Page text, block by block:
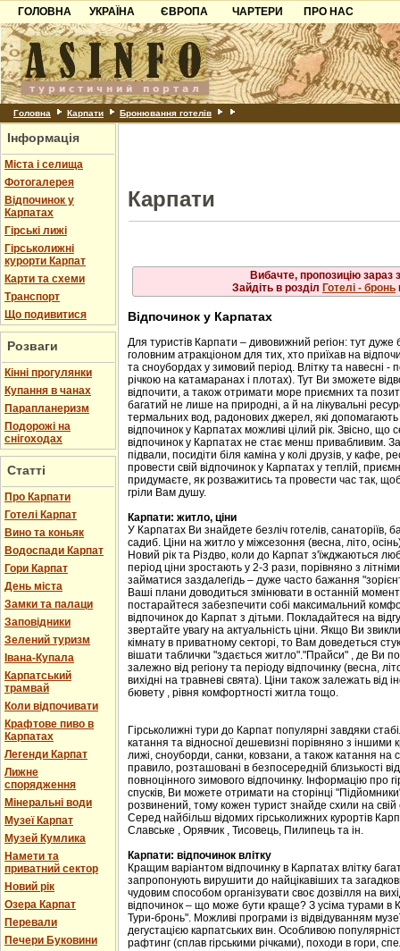
ГОЛОВНА
УКРАЇНА
Карпати
Азов
Причорноморря
Шацьк
ЄВРОПА
Чорногорія
Хорватія
Болгарія
Албанія
ЧАРТЕРИ
ПРО НАС
Контакти
Партнерам
Додати готель
Головна Карпати Бронювання готелів
Інформація
Міста і селища
Фотогалерея
Відпочинок у
Карпатах
Гірські лижі
Гірськолижні
курорти Карпат
Карти та схеми
Транспорт
Що подивитися
Розваги
Кінні прогулянки
Купання в чанах
Парапланеризм
Подорожі на
снігоходах
Статті
Про Карпати
Готелі Карпат
Вино та коньяк
Водоспади Карпат
Гори Карпат
День міста
Замки та палаци
Заповідники
Зелений туризм
Івана-Купала
Карпатський
трамвай
Коли відпочивати
Крафтове пиво в
Карпатах
Легенди Карпат
Лижне
спорядження
Мінеральні води
Музеї Карпат
Музей Кумлика
Намети та
приватний сектор
Новий рік
Озера Карпат
Перевали
Печери Буковини
Карпати
Вибачте, пропозицію зараз
Зайдіть в розділ Готелі - бронь
Відпочинок у Карпатах
Для туристів Карпати – дивовижний регіон: тут дуже
головним атракціоном для тих, хто приїхав на
та сноубордах у зимовий період. Влітку та навесні
річкою на катамаранах і плотах). Тут Ви зможете
відпочити, а також отримати море приємних та
багатий не лише на природні, а й на лікувальні
термальних вод, радонових джерел, які допомагають
відпочинок у Карпатах можливі цілий рік. Звісно, що
відпочинок у Карпатах не стає менш привабливим.
підвали, посидіти біля каміна у колі друзів, у кафе,
провести свій відпочинок у Карпатах у теплій,
придумаєте, як розважитись та провести час так,
гріли Вам душу.
Карпати: житло, ціни
У Карпатах Ви знайдете безліч готелів, санаторіїв,
садиб. Ціни на житло у міжсезоння (весна, літо,
Новий рік та Різдво, коли до Карпат з'їжджаються
період ціни зростають у 2-3 рази, порівняно з
займатися заздалегідь – дуже часто бажання
Ваші плани доводиться змінювати в останній
постарайтеся забезпечити собі максимальний
відпочинок до Карпат з дітьми. Покладайтеся на
звертайте увагу на актуальність ціни. Якщо Ви
кімнату в приватному секторі, то Вам доведеться
вішати таблички "здається житло"."Прайси" , де Ви
залежно від регіону та періоду відпочинку (весна,
вихідні на травневі свята). Ціни також залежать від
бювету , рівня комфортності житла тощо.
Гірськолижні тури до Карпат популярні завдяки
катання та відносної дешевизні порівняно з
лижі, сноуборди, санки, ковзани, а також катання на
правило, розташовані в безпосередній близькості
повноцінного зимового відпочинку. Інформацію про
спусків, Ви можете отримати на сторінці
розвинений, тому кожен турист знайде схили на свій
Серед найбільш відомих гірськолижних курортів
Славське , Орявчик , Тисовець, Пилипець та ін.
Карпати: відпочинок влітку
Кращим варіантом відпочинку в Карпатах влітку
запропонують вирушити до найцікавіших та
чудовим способом організувати своє дозвілля на
відпочинок – що може бути краще? З усіма турами в
Тури-бронь". Можливі програми із відвідуванням
дегустацією карпатських вин. Особливою
рафтинг (сплав гірськими річками), походи в гори,
Рахів
Свалява
Ужгород
Чинадійово
Шаян
Ясіня
Львів